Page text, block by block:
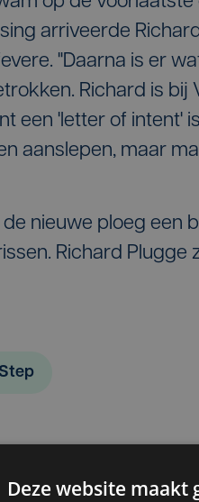
arriveerde
"Daarna is er
Richard is
een 'letter of intent'
aanslepen, maar
nieuwe ploeg een
Richard Plugge
Deze website maakt